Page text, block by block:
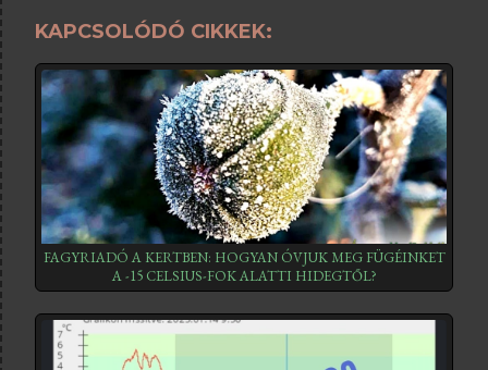
KAPCSOLÓDÓ CIKKEK:
FAGYRIADÓ A KERTBEN: HOGYAN ÓVJUK MEG FÜGÉINKET
A -15 CELSIUS-FOK ALATTI HIDEGTŐL?